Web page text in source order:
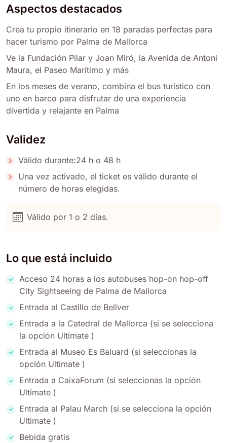
Aspectos destacados
Crea tu propio itinerario en 18 paradas perfectas para
hacer turismo por Palma de Mallorca
Ve la Fundación Pilar y Joan Miró, la Avenida de Antoni
Maura, el Paseo Marítimo y más
En los meses de verano, combina el bus turístico con
uno en barco para disfrutar de una experiencia
divertida y relajante en Palma
Validez
Válido durante:24 h o 48 h
Una vez activado, el ticket es válido durante el
número de horas elegidas.
Válido por 1 o 2 días.
Lo que está incluido
Acceso 24 horas a los autobuses hop-on hop-off
City Sightseeing de Palma de Mallorca
Entrada al Castillo de Bellver
Entrada a la Catedral de Mallorca (si se selecciona
la opción Ultimate )
Entrada al Museo Es Baluard (si seleccionas la
opción Ultimate )
Entrada a CaixaForum (si seleccionas la opción
Ultimate )
Entrada al Palau March (si se selecciona la opción
Ultimate )
Bebida gratis